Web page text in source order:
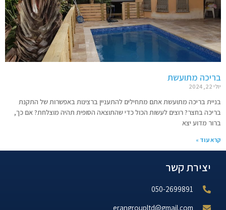
בריכה מתועשת
יולי 22, 2024
בניית בריכה מתועשת אתם מתחילים להתעניין ברצינות באפשרות של התקנת
בריכה בחצר? רוצים לעשות הכול כדי שהתוצאה הסופית תהיה מוצלחת? אם כך,
ברור מדוע יצא
קרא עוד »
יצירת קשר
050-2699891
erangroupltd@gmail.com